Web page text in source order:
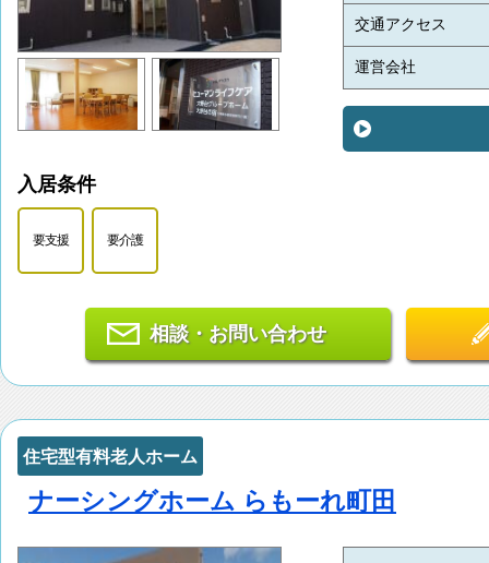
交通アクセス
運営会社
入居条件
要支援 要介護
相談・お問い合わせ
住宅型有料老人ホーム
ナーシングホーム らもーれ町田